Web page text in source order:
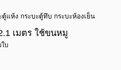
เมตร ใช้ขนหมู
ใบ